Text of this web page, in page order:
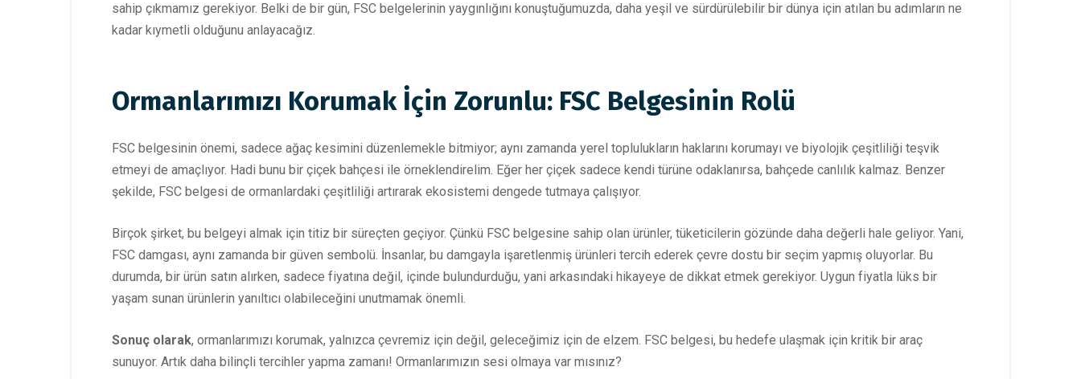
sahip çıkmamız gerekiyor. Belki de bir gün, FSC belgelerinin yaygınlığını konuştuğumuzda, daha yeşil ve sürdürülebilir bir dünya için atılan bu adımların ne
kadar kıymetli olduğunu anlayacağız.
Ormanlarımızı Korumak İçin Zorunlu: FSC Belgesinin Rolü
FSC belgesinin önemi, sadece ağaç kesimini düzenlemekle bitmiyor; aynı zamanda yerel toplulukların haklarını korumayı ve biyolojik çeşitliliği teşvik
etmeyi de amaçlıyor. Hadi bunu bir çiçek bahçesi ile örneklendirelim. Eğer her çiçek sadece kendi türüne odaklanırsa, bahçede canlılık kalmaz. Benzer
şekilde, FSC belgesi de ormanlardaki çeşitliliği artırarak ekosistemi dengede tutmaya çalışıyor.
Birçok şirket, bu belgeyi almak için titiz bir süreçten geçiyor. Çünkü FSC belgesine sahip olan ürünler, tüketicilerin gözünde daha değerli hale geliyor. Yani,
FSC damgası, aynı zamanda bir güven sembolü. İnsanlar, bu damgayla işaretlenmiş ürünleri tercih ederek çevre dostu bir seçim yapmış oluyorlar. Bu
durumda, bir ürün satın alırken, sadece fiyatına değil, içinde bulundurduğu, yani arkasındaki hikayeye de dikkat etmek gerekiyor. Uygun fiyatla lüks bir
yaşam sunan ürünlerin yanıltıcı olabileceğini unutmamak önemli.
Sonuç olarak, ormanlarımızı korumak, yalnızca çevremiz için değil, geleceğimiz için de elzem. FSC belgesi, bu hedefe ulaşmak için kritik bir araç
sunuyor. Artık daha bilinçli tercihler yapma zamanı! Ormanlarımızın sesi olmaya var mısınız?